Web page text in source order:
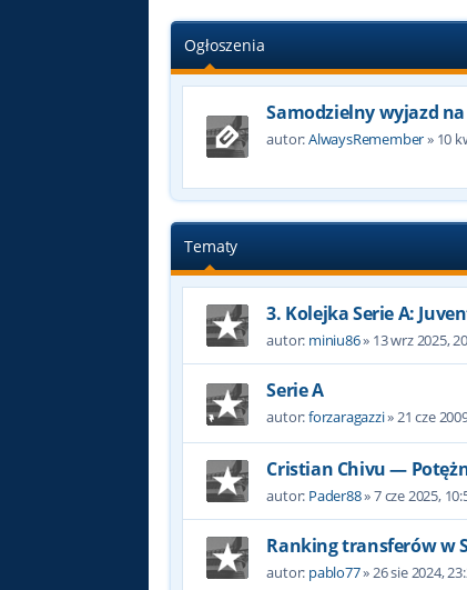
Ogłoszenia
Samodzielny wyjazd
autor:AlwaysRemember» 10
Tematy
3. Kolejka Serie A:
autor: miniu86» 13 wrz 2025,
Serie A
autor:forzaragazzi»21 cze
Cristian Chivu —
autor: Pader88»7 cze 2025,
Ranking transferów w
autor: pablo77»26 sie 2024,